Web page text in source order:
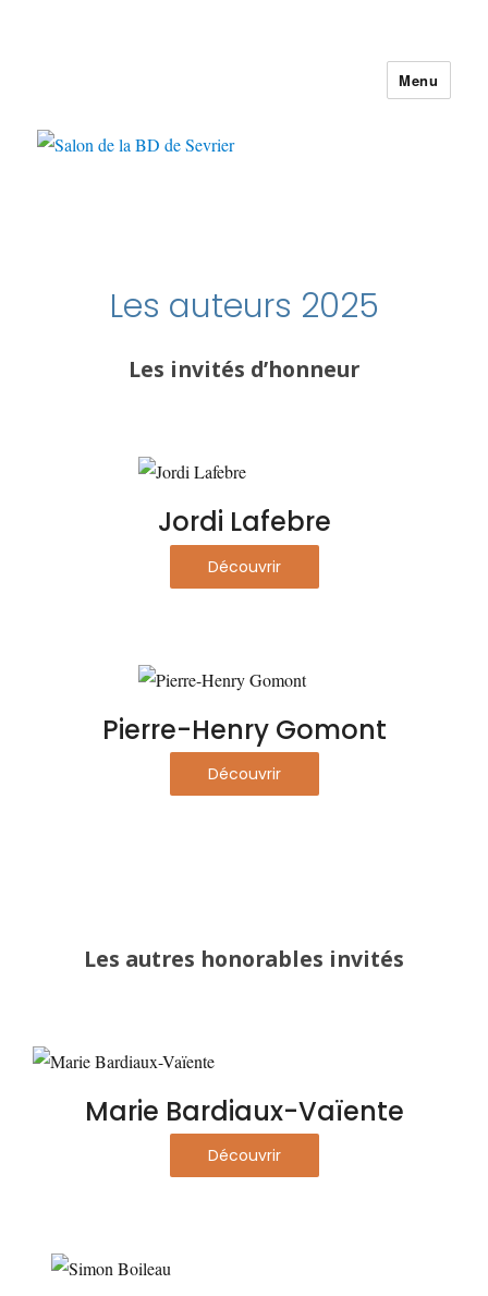
Menu
Les auteurs 2025
Les invités d’honneur
Jordi Lafebre
Découvrir
Pierre-Henry Gomont
Découvrir
Les autres honorables invités
Marie Bardiaux-Vaïente
Découvrir